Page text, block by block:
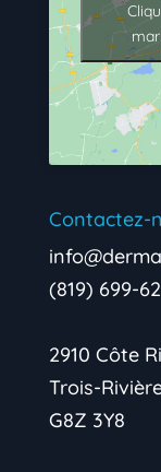
Contactez-
(819) 699-
2910 Côte
Trois-
G8Z 3Y8